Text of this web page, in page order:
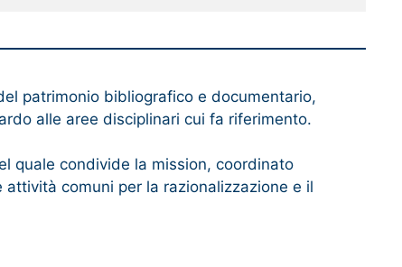
patrimonio bibliografico e documentario,
alle aree disciplinari cui fa riferimento.
quale condivide la mission, coordinato
comuni per la razionalizzazione e il